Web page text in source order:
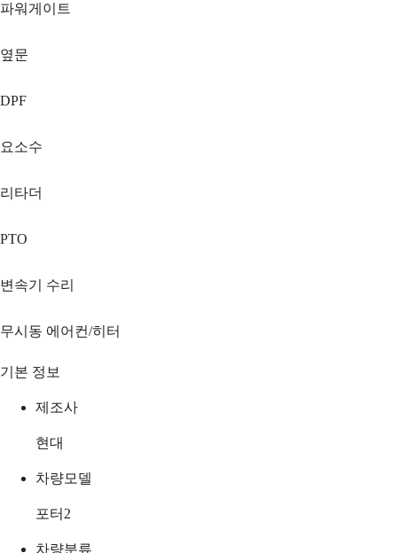
파워게이트
옆문
DPF
요소수
리타더
PTO
변속기 수리
무시동 에어컨/히터
기본 정보
제조사
현대
차량모델
포터2
차량분류